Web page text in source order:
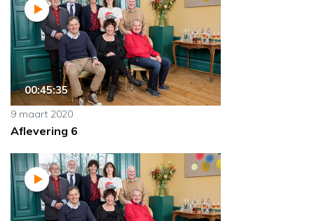
00:45:35
9 maart 2020
Aflevering 6